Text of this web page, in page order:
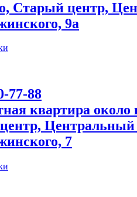
Старый центр,
9а
77-88
квартира
Центральный
7